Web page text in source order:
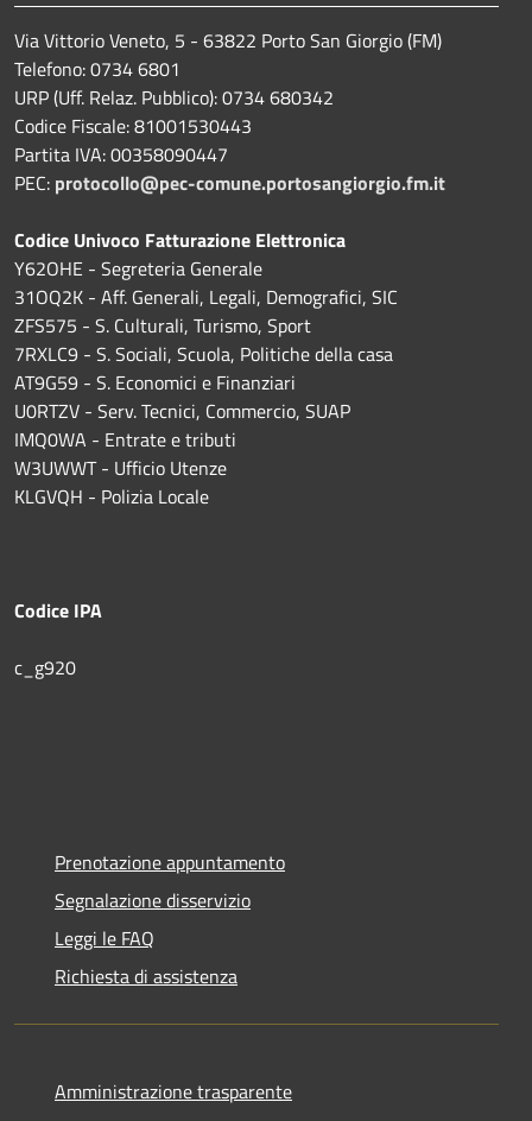
Via Vittorio Veneto, 5 - 63822 Porto San Giorgio (FM)
Telefono: 0734 6801
URP (Uff. Relaz. Pubblico): 0734 680342
Codice Fiscale: 81001530443
Partita IVA: 00358090447
PEC: protocollo@pec-comune.portosangiorgio.fm.it
Codice Univoco Fatturazione Elettronica
Y62OHE - Segreteria Generale
31OQ2K - Aff. Generali, Legali, Demografici, SIC
ZFS575 - S. Culturali, Turismo, Sport
7RXLC9 - S. Sociali, Scuola, Politiche della casa
AT9G59 - S. Economici e Finanziari
U0RTZV - Serv. Tecnici, Commercio, SUAP
IMQ0WA - Entrate e tributi
W3UWWT - Ufficio Utenze
KLGVQH - Polizia Locale
Codice IPA
c_g920
Prenotazione appuntamento
Segnalazione disservizio
Leggi le FAQ
Richiesta di assistenza
Amministrazione trasparente